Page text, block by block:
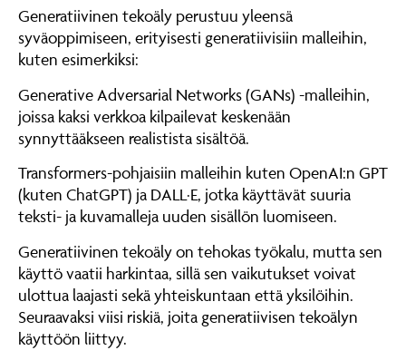
Generatiivinen tekoäly perustuu yleensä
syväoppimiseen, erityisesti generatiivisiin malleihin,
kuten esimerkiksi:
Generative Adversarial Networks (GANs) -malleihin,
joissa kaksi verkkoa kilpailevat keskenään
synnyttääkseen realistista sisältöä.
Transformers-pohjaisiin malleihin kuten OpenAI:n GPT
(kuten ChatGPT) ja DALL·E, jotka käyttävät suuria
teksti- ja kuvamalleja uuden sisällön luomiseen.
Generatiivinen tekoäly on tehokas työkalu, mutta sen
käyttö vaatii harkintaa, sillä sen vaikutukset voivat
ulottua laajasti sekä yhteiskuntaan että yksilöihin.
Seuraavaksi viisi riskiä, joita generatiivisen tekoälyn
käyttöön liittyy.